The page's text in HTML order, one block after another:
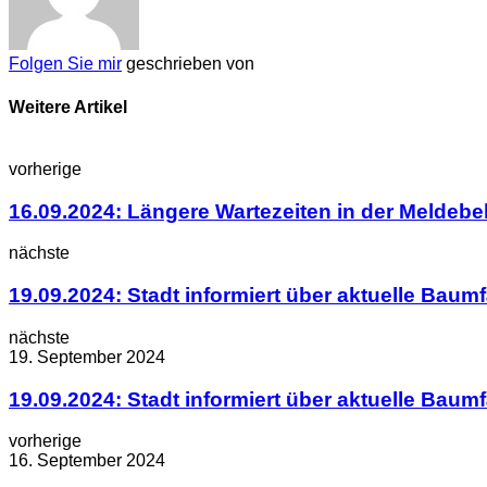
Folgen Sie mir geschrieben von
Weitere Artikel
vorherige
16.09.2024: Längere Wartezeiten in der
nächste
19.09.2024: Stadt informiert über aktuelle
nächste
19. September 2024
19.09.2024: Stadt informiert über aktuelle
vorherige
16. September 2024